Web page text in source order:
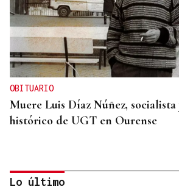
OBITUARIO
Muere Luis Díaz Núñez,
histórico de UGT en Ourense
Lo último